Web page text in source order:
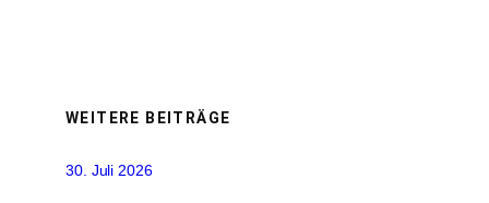
WEITERE BEITRÄGE
30. Juli 2026